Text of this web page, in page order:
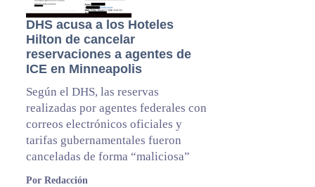
DHS acusa a los Hoteles
Hilton de cancelar
reservaciones a agentes de
ICE en Minneapolis
Según el DHS, las reservas
realizadas por agentes federales con
correos electrónicos oficiales y
tarifas gubernamentales fueron
canceladas de forma “maliciosa”
Por Redacción